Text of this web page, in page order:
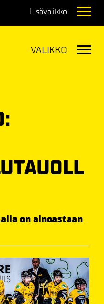
on ainoastaan